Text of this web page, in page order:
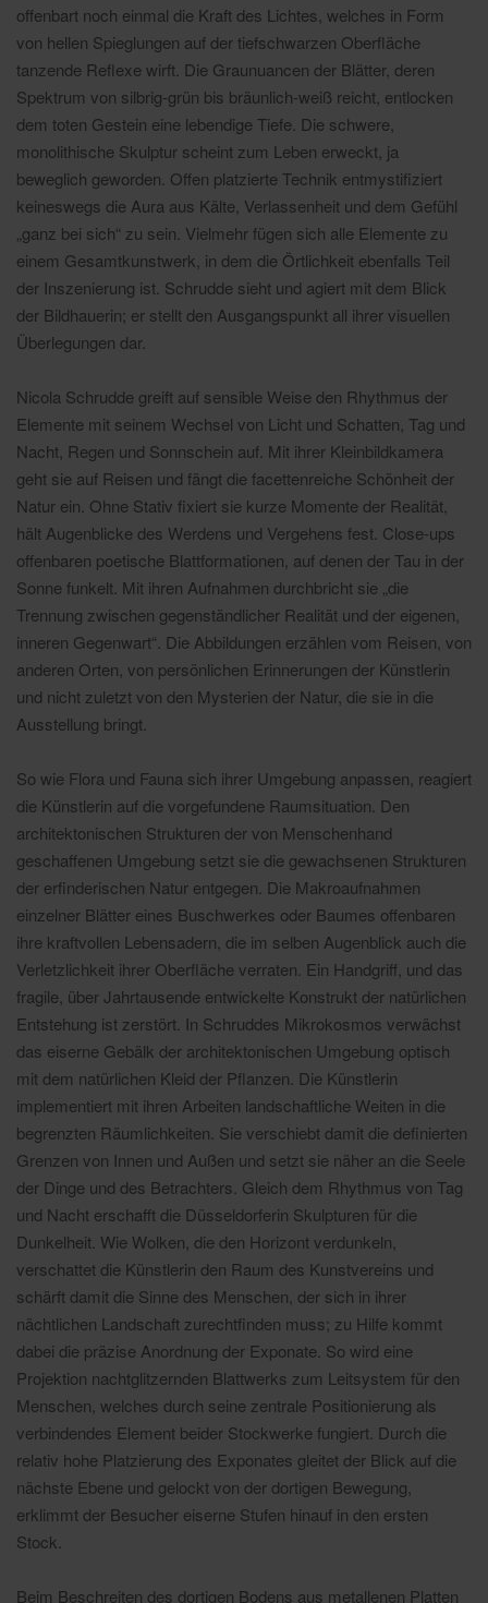
offenbart noch einmal die Kraft des Lichtes, welches in Form
von hellen Spieglungen auf der tiefschwarzen Oberfläche
tanzende Reflexe wirft. Die Graunuancen der Blätter, deren
Spektrum von silbrig-grün bis bräunlich-weiß reicht, entlocken
dem toten Gestein eine lebendige Tiefe. Die schwere,
monolithische Skulptur scheint zum Leben erweckt, ja
beweglich geworden. Offen platzierte Technik entmystifiziert
keineswegs die Aura aus Kälte, Verlassenheit und dem Gefühl
„ganz bei sich“ zu sein. Vielmehr fügen sich alle Elemente zu
einem Gesamtkunstwerk, in dem die Örtlichkeit ebenfalls Teil
der Inszenierung ist. Schrudde sieht und agiert mit dem Blick
der Bildhauerin; er stellt den Ausgangspunkt all ihrer visuellen
Überlegungen dar.
Nicola Schrudde greift auf sensible Weise den Rhythmus der
Elemente mit seinem Wechsel von Licht und Schatten, Tag und
Nacht, Regen und Sonnschein auf. Mit ihrer Kleinbildkamera
geht sie auf Reisen und fängt die facettenreiche Schönheit der
Natur ein. Ohne Stativ fixiert sie kurze Momente der Realität,
hält Augenblicke des Werdens und Vergehens fest. Close-ups
offenbaren poetische Blattformationen, auf denen der Tau in der
Sonne funkelt. Mit ihren Aufnahmen durchbricht sie „die
Trennung zwischen gegenständlicher Realität und der eigenen,
inneren Gegenwart“. Die Abbildungen erzählen vom Reisen, von
anderen Orten, von persönlichen Erinnerungen der Künstlerin
und nicht zuletzt von den Mysterien der Natur, die sie in die
Ausstellung bringt.
So wie Flora und Fauna sich ihrer Umgebung anpassen, reagiert
die Künstlerin auf die vorgefundene Raumsituation. Den
architektonischen Strukturen der von Menschenhand
geschaffenen Umgebung setzt sie die gewachsenen Strukturen
der erfinderischen Natur entgegen. Die Makroaufnahmen
einzelner Blätter eines Buschwerkes oder Baumes offenbaren
ihre kraftvollen Lebensadern, die im selben Augenblick auch die
Verletzlichkeit ihrer Oberfläche verraten. Ein Handgriff, und das
fragile, über Jahrtausende entwickelte Konstrukt der natürlichen
Entstehung ist zerstört. In Schruddes Mikrokosmos verwächst
das eiserne Gebälk der architektonischen Umgebung optisch
mit dem natürlichen Kleid der Pflanzen. Die Künstlerin
implementiert mit ihren Arbeiten landschaftliche Weiten in die
begrenzten Räumlichkeiten. Sie verschiebt damit die definierten
Grenzen von Innen und Außen und setzt sie näher an die Seele
der Dinge und des Betrachters. Gleich dem Rhythmus von Tag
und Nacht erschafft die Düsseldorferin Skulpturen für die
Dunkelheit. Wie Wolken, die den Horizont verdunkeln,
verschattet die Künstlerin den Raum des Kunstvereins und
schärft damit die Sinne des Menschen, der sich in ihrer
nächtlichen Landschaft zurechtfinden muss; zu Hilfe kommt
dabei die präzise Anordnung der Exponate. So wird eine
Projektion nachtglitzernden Blattwerks zum Leitsystem für den
Menschen, welches durch seine zentrale Positionierung als
verbindendes Element beider Stockwerke fungiert. Durch die
relativ hohe Platzierung des Exponates gleitet der Blick auf die
nächste Ebene und gelockt von der dortigen Bewegung,
erklimmt der Besucher eiserne Stufen hinauf in den ersten
Stock.
Beim Beschreiten des dortigen Bodens aus metallenen Platten